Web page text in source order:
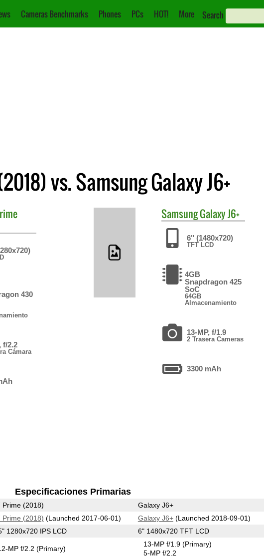
Cameras Benchmarks Phones PCs HOT! More Search
vs. Samsung Galaxy J6+
430
f/2.2
Cámara
SamsungGalaxy J6+
6" (1480x720)
TFT LCD
4GB
Snapdragon 425
SoC
64GB
Almacenamiento
13-MP, f/1.9
2 Trasera Cameras
3300 mAh
Especificaciones Primarias
Prime (2018) Galaxy J6+
Prime (2018) (Launched 2017-06-01) Galaxy J6+(Launched 2018-09-01)
1280x720 IPS LCD 6" 1480x720 TFT LCD
MP f/2.2(Primary)
13-MP f/1.9(Primary)
5-MP f/2.2